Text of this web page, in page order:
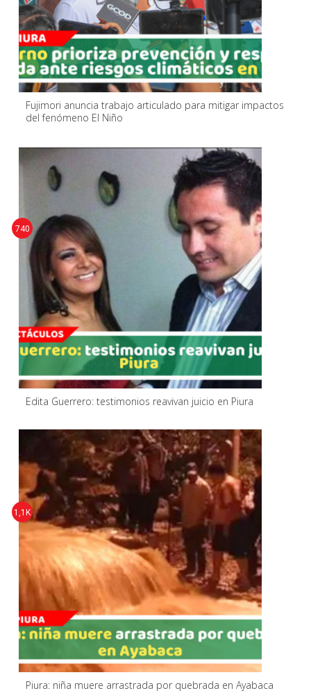
Fujimori anuncia trabajo articulado para mitigar impactos
del fenómeno El Niño
Edita Guerrero: testimonios reavivan juicio en Piura
740
Piura: niña muere arrastrada por quebrada en Ayabaca
1,1K